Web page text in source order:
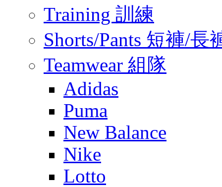
Training 訓練
Shorts/Pants 短褲/長
Teamwear 組隊
Adidas
Puma
New Balance
Nike
Lotto